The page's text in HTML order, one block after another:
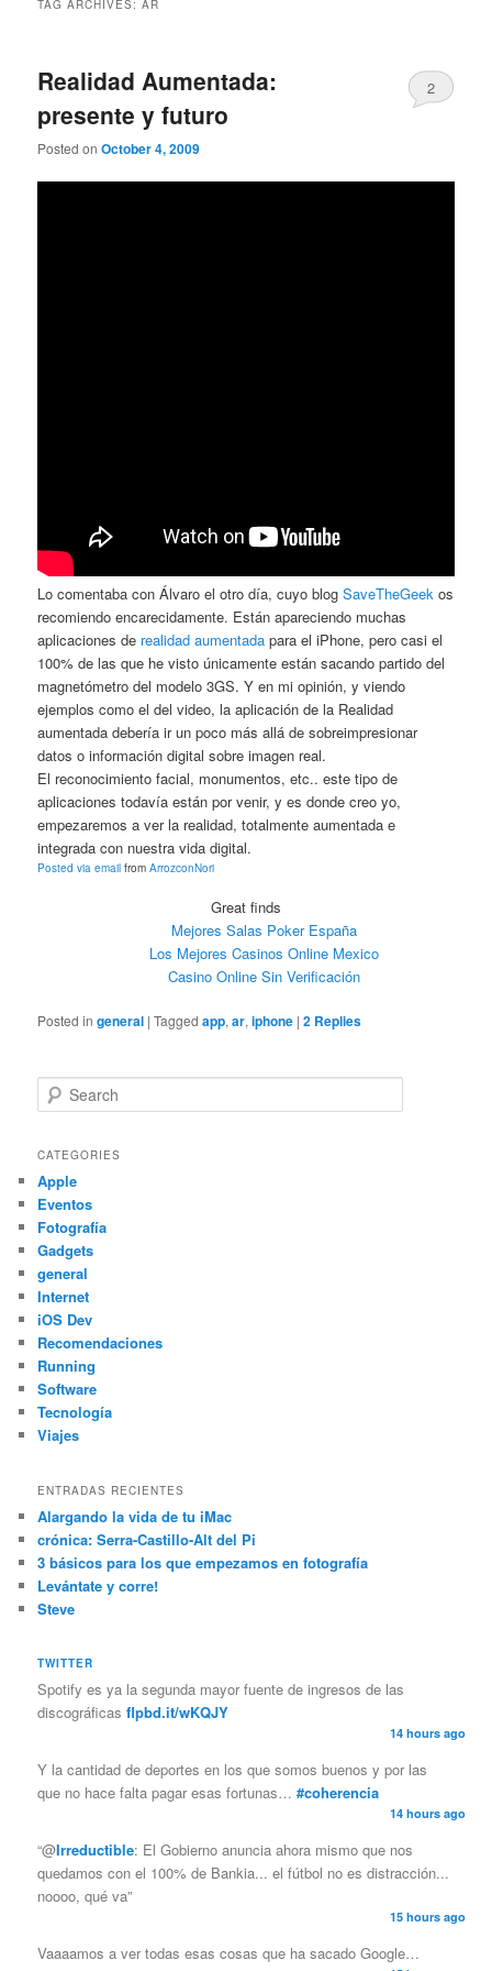
TAG ARCHIVES:AR
Realidad Aumentada:
presente y futuro
Posted onOctober 4, 2009
2
Lo comentaba con Álvaro el otro día, cuyo blogSaveTheGeek os
recomiendo encarecidamente. Están apareciendo muchas
aplicaciones de realidad aumentada para el iPhone, pero casi el
100% de las que he visto únicamente están sacando partido del
magnetómetro del modelo 3GS. Y en mi opinión, y viendo
ejemplos como el del video, la aplicación de la Realidad
aumentada debería ir un poco más allá de sobreimpresionar
datos o información digital sobre imagen real.
El reconocimiento facial, monumentos, etc.. este tipo de
aplicaciones todavía están por venir, y es donde creo yo,
empezaremos a ver la realidad, totalmente aumentada e
integrada con nuestra vida digital.
Posted via email fromArrozconNori
Great finds
Mejores Salas Poker España
Los Mejores Casinos Online Mexico
Casino Online Sin Verificación
Posted in general |Tagged app,ar,iphone |2 Replies
Search
CATEGORIES
Apple
Eventos
Fotografía
Gadgets
general
Internet
iOS Dev
Recomendaciones
Running
Software
Tecnología
Viajes
ENTRADAS RECIENTES
Alargando la vida de tu iMac
crónica: Serra-Castillo-Alt del Pi
3 básicos para los que empezamos en fotografía
Levántate y corre!
Steve
TWITTER
Spotify es ya la segunda mayor fuente de ingresos de las
discográficasflpbd.it/wKQJY
14 hours ago
Y la cantidad de deportes en los que somos buenos y por las
que no hace falta pagar esas fortunas…#coherencia
14 hours ago
“@Irreductible: El Gobierno anuncia ahora mismo que nos
quedamos con el 100% de Bankia... el fútbol no es distracción...
noooo, qué va”
15 hours ago
Vaaaamos a ver todas esas cosas que ha sacado Google…